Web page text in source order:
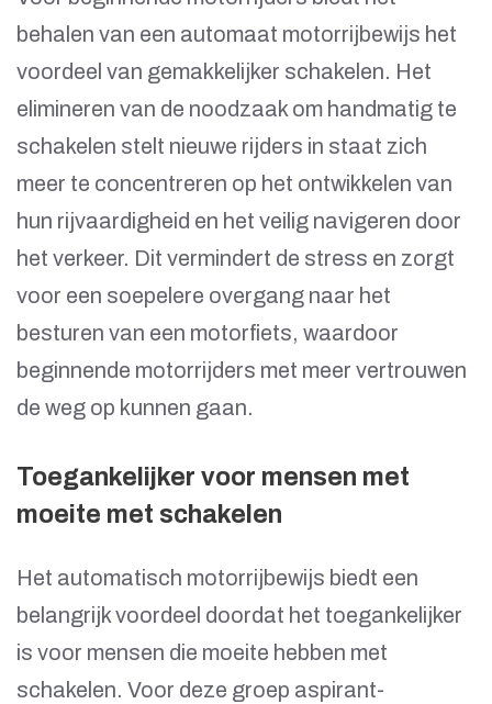
behalen van een automaat motorrijbewijs het
voordeel van gemakkelijker schakelen. Het
elimineren van de noodzaak om handmatig te
schakelen stelt nieuwe rijders in staat zich
meer te concentreren op het ontwikkelen van
hun rijvaardigheid en het veilig navigeren door
het verkeer. Dit vermindert de stress en zorgt
voor een soepelere overgang naar het
besturen van een motorfiets, waardoor
beginnende motorrijders met meer vertrouwen
de weg op kunnen gaan.
Toegankelijker voor mensen met
moeite met schakelen
Het automatisch motorrijbewijs biedt een
belangrijk voordeel doordat het toegankelijker
is voor mensen die moeite hebben met
schakelen. Voor deze groep aspirant-